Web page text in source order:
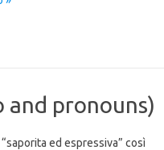
and pronouns)
ed espressiva” così